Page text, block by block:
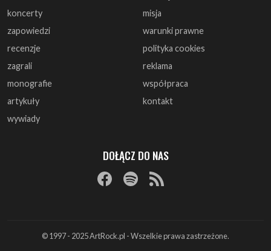
zagrali
monografie
artykuły
wywiady
reklama
współpraca
kontakt
DOŁĄCZ DO NAS
© 1997 - 2025 ArtRock.pl - Wszelkie prawa zastrzeżone.